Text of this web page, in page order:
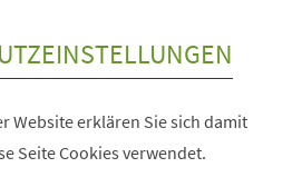
Website erklären Sie sich damit
Seite Cookies verwendet.